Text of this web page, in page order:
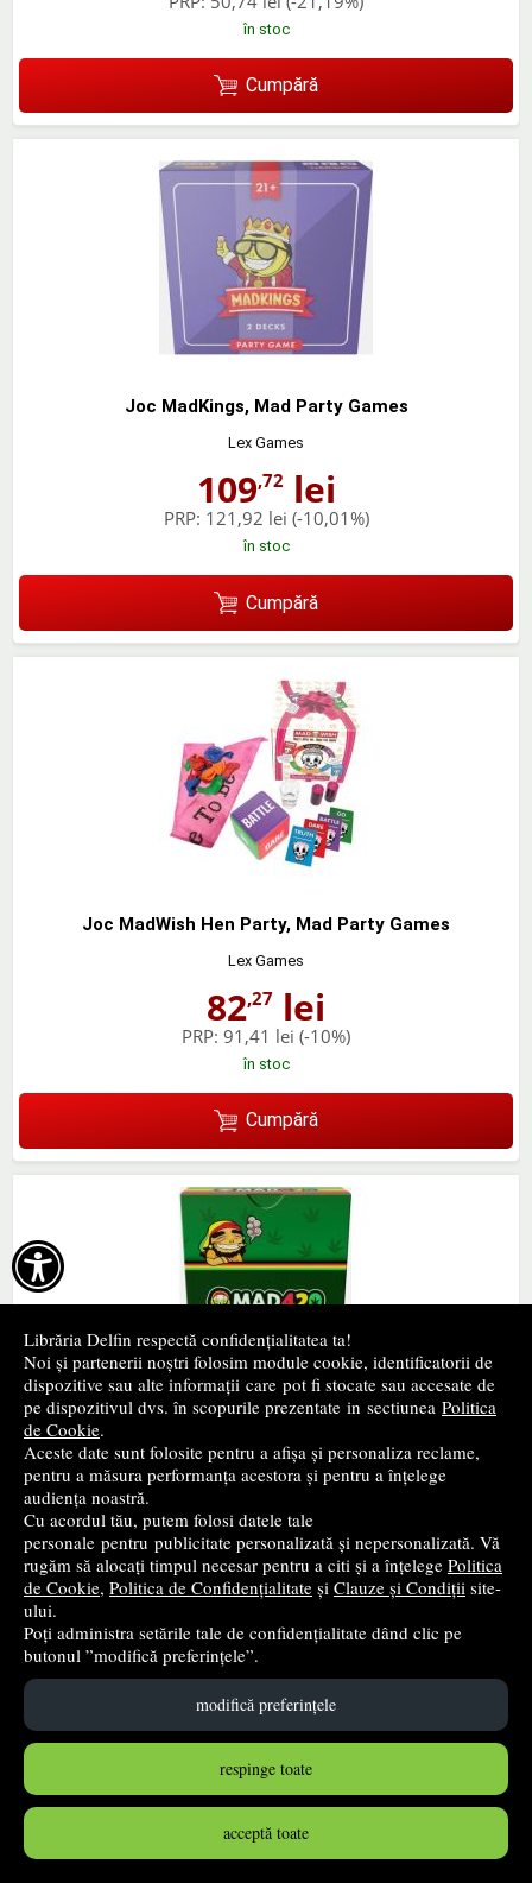

Librăria Delfin respectă confidențialitatea ta!
Noi și partenerii noștri folosim module cookie, identificatorii de
dispozitive sau alte informații care pot fi stocate sau accesate de
pe dispozitivul dvs. în scopurile prezentate in sectiunea Politica
de Cookie.
Aceste date sunt folosite pentru a afișa și personaliza reclame,
pentru a măsura performanța acestora și pentru a înțelege
audiența noastră.
Cu acordul tău, putem folosi datele tale
personale pentru publicitate personalizată și nepersonalizată. Vă
rugăm să alocați timpul necesar pentru a citi și a înțelege Politica
de Cookie, Politica de Confidențialitate și Clauze și Condiții site-
ului.
Poți administra setările tale de confidențialitate dând clic pe
butonul ”modifică preferințele”.
modifică preferințele
respinge toate
acceptă toate
în stoc
Cumpără
Joc MadKings, Mad Party Games
Lex Games
109,72lei
PRP: 121,92 lei (-10,01%)
în stoc
Cumpără
Joc MadWish Hen Party, Mad Party Games
Lex Games
82,27 lei
PRP: 91,41 lei (-10%)
în stoc
Cumpără
Joc Mad420 Cards, Mad Party Games
Lex Games
41,18lei
PRP:45,76 lei (-10,01%)
în stoc
Cumpără